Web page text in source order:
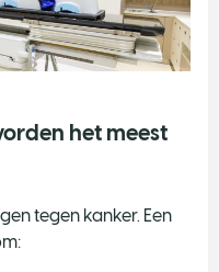
het meest
tegen kanker. Een